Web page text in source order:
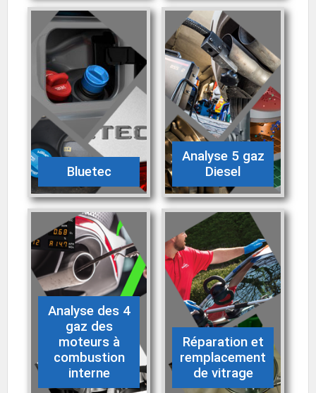
Bluetec
Analyse 5 gaz
Diesel
Analyse des 4
gaz des
moteurs à
combustion
interne
Réparation et
remplacement
de vitrage